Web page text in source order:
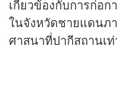
เกี่ยวข้องกับการก่อก
ในจังหวัดชายแดนภ
ศาสนาที่ปากีสถานเ